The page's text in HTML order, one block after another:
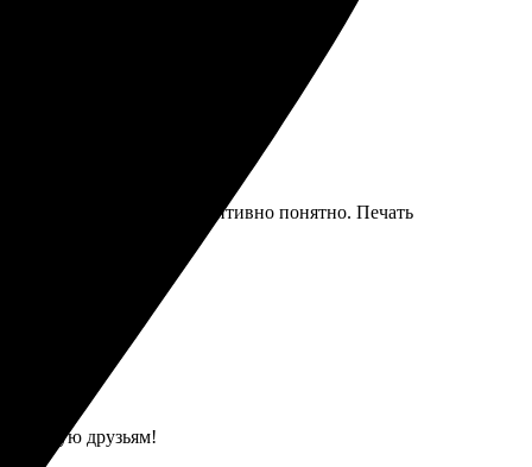
интерфейс сайта — интуитивно понятно. Печать
вернусь ещё раз.
друзьям!